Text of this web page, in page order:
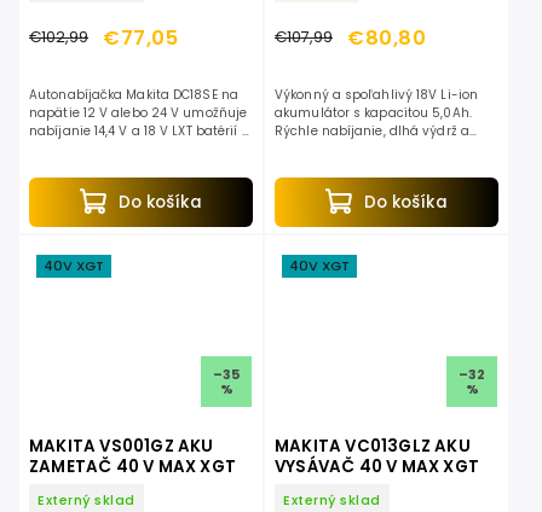
€102,99 €77,05
Do košíka
Autonabíjačka Makita DC18SE na
napätie 12 V alebo 24 V umožňuje
nabíjanie 14,4 V a 18 V LXT batérií v
€107,99 €80,80
Do košíka
Výkonný a spoľahlivý 18V Li-ion
akumulátor s kapacitou 5,0Ah.
Rýchle nabíjanie, dlhá výdrž a
Ideálny pre profesionálov aj...
40V XGT
–35
%
MAKITA VS001GZ AKU
ZAMETAČ 40 V MAX XGT
Externý sklad
40V XGT
–32
%
MAKITA VC013GLZ AKU
VYSÁVAČ 40 V MAX XGT
Externý sklad